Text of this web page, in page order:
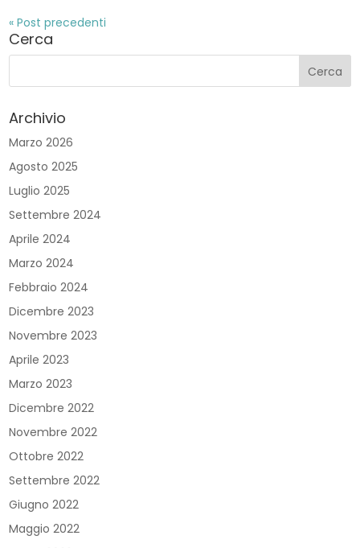
« Post precedenti
Cerca
Archivio
Marzo 2026
Agosto 2025
Luglio 2025
Settembre 2024
Aprile 2024
Marzo 2024
Febbraio 2024
Dicembre 2023
Novembre 2023
Aprile 2023
Marzo 2023
Dicembre 2022
Novembre 2022
Ottobre 2022
Settembre 2022
Giugno 2022
Maggio 2022